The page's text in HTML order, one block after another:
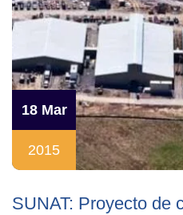
18 Mar
2015
SUNAT: Proyecto de